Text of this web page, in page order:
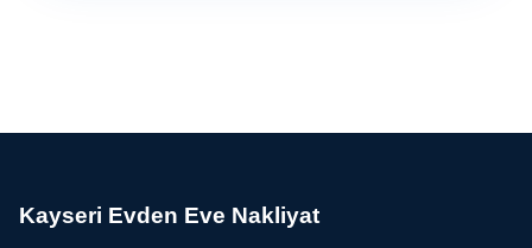
Kayseri Evden Eve Nakliyat